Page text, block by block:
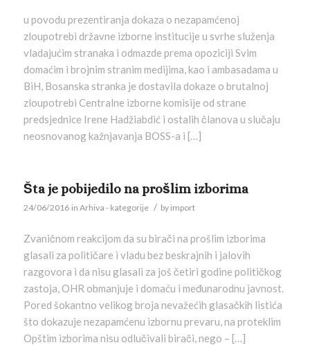
u povodu prezentiranja dokaza o nezapamćenoj
zloupotrebi državne izborne institucije u svrhe služenja
vladajućim stranaka i odmazde prema opoziciji Svim
domaćim i brojnim stranim medijima, kao i ambasadama u
BiH, Bosanska stranka je dostavila dokaze o brutalnoj
zloupotrebi Centralne izborne komisije od strane
predsjednice Irene Hadžiabdić i ostalih članova u slučaju
neosnovanog kažnjavanja BOSS-a i […]
Šta je pobijedilo na prošlim izborima
24/06/2016 in Arhiva - kategorije / by import
Zvaničnom reakcijom da su birači na prošlim izborima
glasali za političare i vladu bez beskrajnih i jalovih
razgovora i da nisu glasali za još četiri godine političkog
zastoja, OHR obmanjuje i domaću i međunarodnu javnost.
Pored šokantno velikog broja nevažećih glasačkih listića
što dokazuje nezapamćenu izbornu prevaru, na proteklim
Opštim izborima nisu odlučivali birači, nego – […]